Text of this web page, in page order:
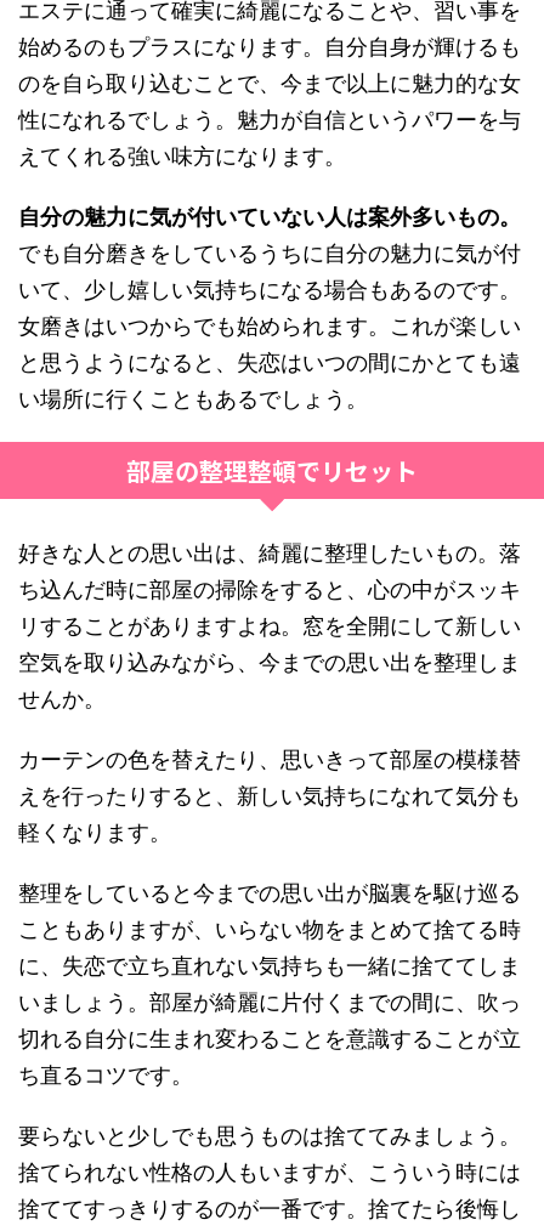
エステに通って確実に綺麗になることや、習い事を
始めるのもプラスになります。自分自身が輝けるも
のを自ら取り込むことで、今まで以上に魅力的な女
性になれるでしょう。魅力が自信というパワーを与
えてくれる強い味方になります。
自分の魅力に気が付いていない人は案外多いもの。
でも自分磨きをしているうちに自分の魅力に気が付
いて、少し嬉しい気持ちになる場合もあるのです。
女磨きはいつからでも始められます。これが楽しい
と思うようになると、失恋はいつの間にかとても遠
い場所に行くこともあるでしょう。
部屋の整理整頓でリセット
好きな人との思い出は、綺麗に整理したいもの。落
ち込んだ時に部屋の掃除をすると、心の中がスッキ
リすることがありますよね。窓を全開にして新しい
空気を取り込みながら、今までの思い出を整理しま
せんか。
カーテンの色を替えたり、思いきって部屋の模様替
えを行ったりすると、新しい気持ちになれて気分も
軽くなります。
整理をしていると今までの思い出が脳裏を駆け巡る
こともありますが、いらない物をまとめて捨てる時
に、失恋で立ち直れない気持ちも一緒に捨ててしま
いましょう。部屋が綺麗に片付くまでの間に、吹っ
切れる自分に生まれ変わることを意識することが立
ち直るコツです。
要らないと少しでも思うものは捨ててみましょう。
捨てられない性格の人もいますが、こういう時には
捨ててすっきりするのが一番です。捨てたら後悔し